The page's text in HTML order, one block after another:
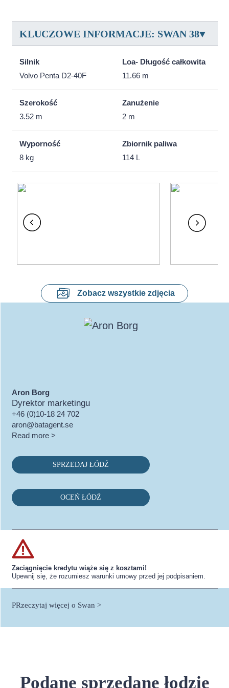
KLUCZOWE INFORMACJE: SWAN 38
Silnik
Volvo Penta D2-40F
Loa- Długość całkowita
11.66 m
Szerokość
3.52 m
Zanużenie
2 m
Wyporność
8 kg
Zbiornik paliwa
114 L
Zobacz wszystkie zdjęcia
Aron Borg
Dyrektor marketingu
+46 (0)10-18 24 702
aron@batagent.se
Read more >
SPRZEDAJ ŁÓDŹ
OCEŃ ŁÓDŹ
Zaciągnięcie kredytu wiąże się z kosztami!
Upewnij się, że rozumiesz warunki umowy przed jej podpisaniem.
PRzeczytaj więcej o Swan >
Podane sprzedane łodzie